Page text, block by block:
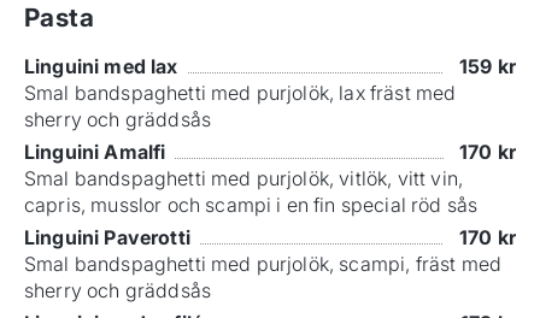
Pasta
Linguini med lax 159 kr
Smal bandspaghetti med purjolök, lax fräst med
sherry och gräddsås
Linguini Amalfi
170 kr
Smal bandspaghetti med purjolök, vitlök, vitt vin,
capris, musslor och scampi i en fin special röd sås
Linguini Paverotti
170 kr
Smal bandspaghetti med purjolök, scampi, fräst med
sherry och gräddsås